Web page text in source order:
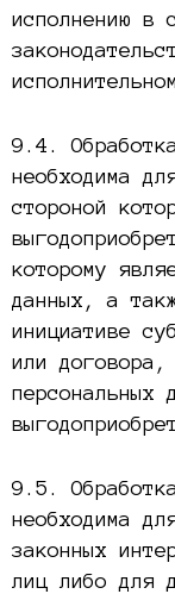
исполнению в
9.4.
необходима
стороной
которому
данных, а
инициативе
или договора,
персональных
9.5.
необходима
законных
лиц либо для